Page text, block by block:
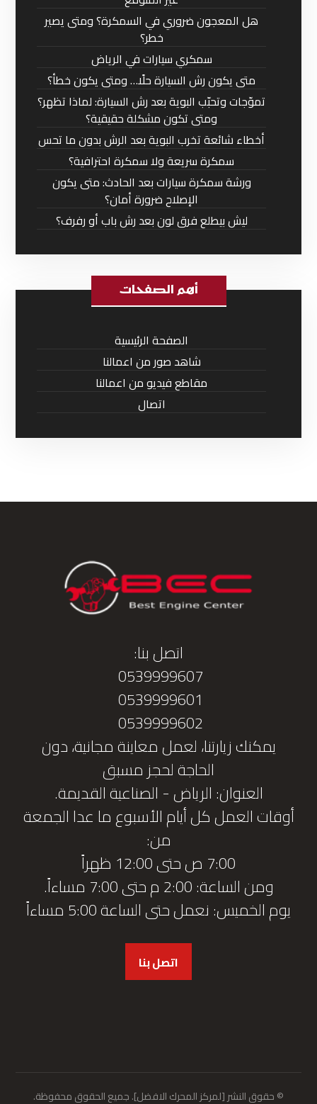
هل المعجون ضروري في السمكرة؟ ومتى يصير
خطر؟
سمكري سيارات في الرياض
متى يكون رش السيارة حلًا… ومتى يكون خطأ؟
تموّجات وتحبّب البوية بعد رش السيارة: لماذا تظهر؟
ومتى تكون مشكلة حقيقية؟
أخطاء شائعة تخرب البوية بعد الرش بدون ما تحس
سمكرة سريعة ولا سمكرة احترافية؟
ورشة سمكرة سيارات بعد الحادث: متى يكون
الإصلاح ضرورة أمان؟
ليش بيطلع فرق لون بعد رش باب أو رفرف؟
أهم الصفحات
الصفحة الرئيسية
شاهد صور من اعمالنا
مقاطع فيديو من اعمالنا
اتصال
اتصل بنا:
0539999607
0539999601
0539999602
يمكنك زيارتنا، لعمل معاينة مجانية، دون
الحاجة لحجز مسبق
العنوان: الرياض - الصناعية القديمة.
أوقات العمل كل أيام الأسبوع ما عدا الجمعة
من:
7:00 ص حتى 12:00 ظهراً
ومن الساعة: 2:00 م حتى 7:00 مساءاً.
يوم الخميس: نعمل حتى الساعة 5:00 مساءاً
اتصل بنا
© حقوق النشر [لمركز المحرك الافضل]. جميع الحقوق محفوظة.